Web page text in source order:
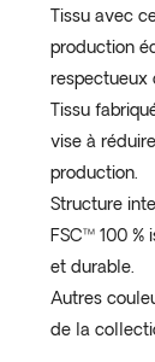
Tissu avec
production
respectueux
Tissu
vise à
production.
Structure
FSC™ 100
et durable.
Autres
de la